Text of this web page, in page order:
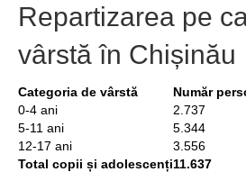
Repartizarea pe
vârstă în Chișinău
Categoria de vârstă
Număr
0-4 ani
2.737
5-11 ani
5.344
12-17 ani
3.556
Total copii și adolescenți11.637